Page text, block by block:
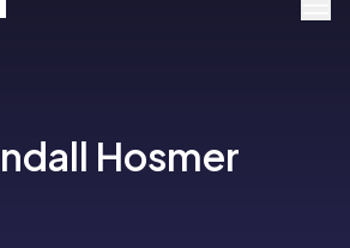
Hosmer